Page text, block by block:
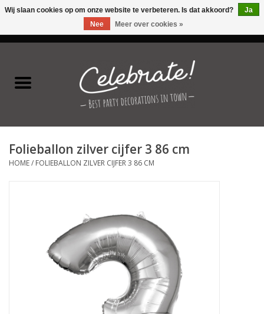
Latex ballonnen
Folie ballonnen
Verjaardag thema's
Speciale momenten
Kinderfeestjes
Folieballon zilver cijfer 3 86 cm
HOME/ FOLIEBALLON ZILVER CIJFER 3 86 CM
Wij slaan cookies op om onze website te verbeteren. Is dat akkoord?
Ja
Nee
Meer over cookies »